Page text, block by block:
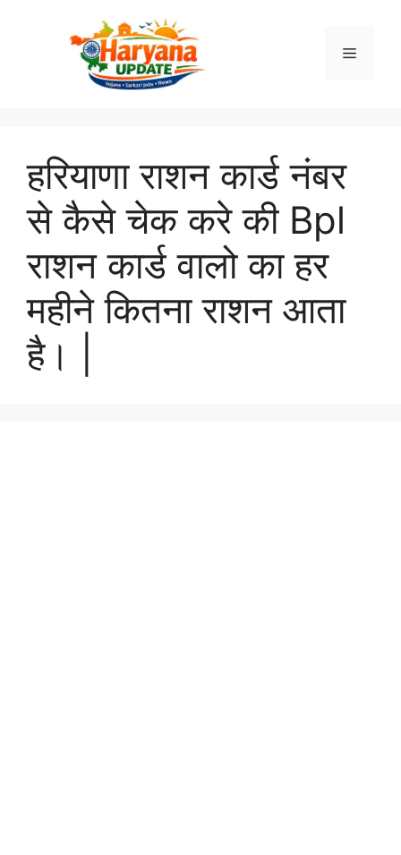
Menu
हरियाणा राशन कार्ड नंबर
से कैसे चेक करे की Bpl
राशन कार्ड वालो का हर
महीने कितना राशन आता
है। |